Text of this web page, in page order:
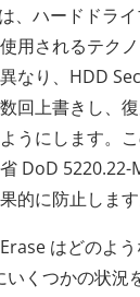
、ハードドラ
用されるテク
なり、HDD
回上書きし、
うにします。
DoD 5220.22-
的に防止します
はどのよ
くつかの状況